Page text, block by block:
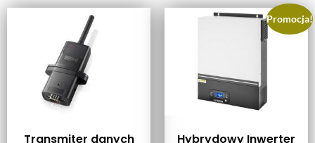
Transmiter danych
Promocja!
Hybrydowy Inwerter